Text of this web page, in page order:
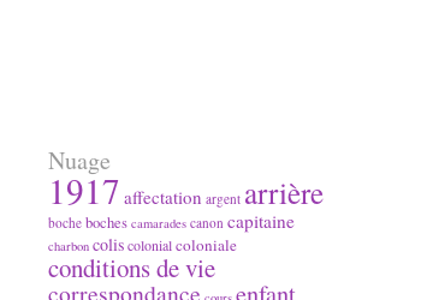
Nuage
1917 affectation argent arrière
boche boches camarades canon capitaine
charbon colis colonial coloniale
conditions de vie
correspondance enfant